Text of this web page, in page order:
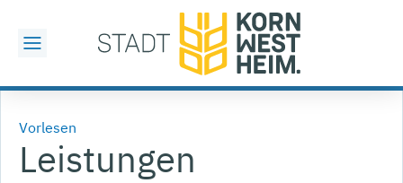
Vorlesen
Leistungen